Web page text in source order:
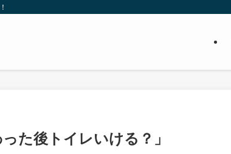
た後トイレいける？」